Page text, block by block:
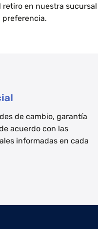
retiro en nuestra sucursal
de cambio, garantía
acuerdo con las
informadas en cada